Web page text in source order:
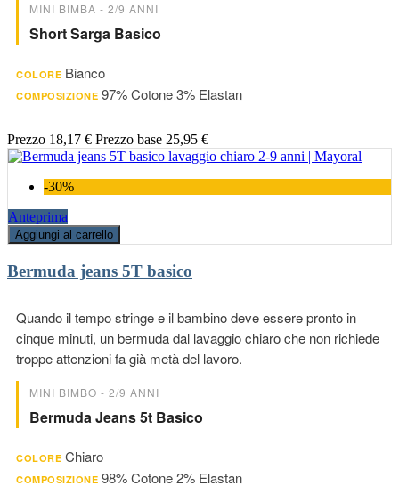
MINI BIMBA - 2/9 ANNI
Short Sarga Basico
COLORE Bianco
COMPOSIZIONE 97% Cotone 3% Elastan
Prezzo 18,17 € Prezzo base 25,95 €
-30%
Anteprima
Aggiungi al carrello
Bermuda jeans 5T basico
Quando il tempo stringe e il bambino deve essere pronto in
cinque minuti, un bermuda dal lavaggio chiaro che non richiede
troppe attenzioni fa già metà del lavoro.
MINI BIMBO - 2/9 ANNI
Bermuda Jeans 5t Basico
COLORE Chiaro
COMPOSIZIONE 98% Cotone 2% Elastan